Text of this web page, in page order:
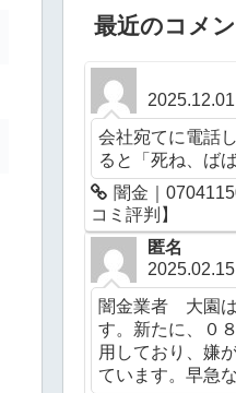
最近のコメ
2025.12.01
会社宛てに電話
ると「死ね、ば
闇金｜
コミ評判】
匿名
2025.02.15
闇金業者 大園は
す。新たに、０
用しており、嫌
ています。早急